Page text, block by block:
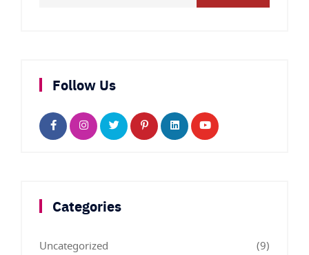
Follow Us
Categories
Uncategorized
(9)